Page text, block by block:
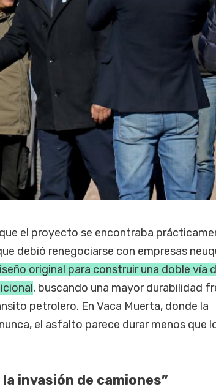
el proyecto se encontraba
debió renegociarse con empresas
original para construir una doble vía
, buscando una mayor durabilidad
petrolero. En Vaca Muerta, donde la
el asfalto parece durar menos que
invasión de camiones”